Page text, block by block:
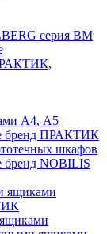
серия BM
А4, А5
бренд ПРАКТИК
шкафов
бренд NOBILIS
ящиками